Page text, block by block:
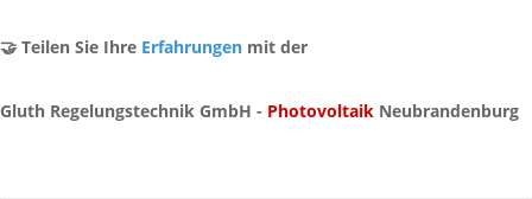
🤝 Teilen Sie Ihre Erfahrungen mit der
Gluth Regelungstechnik GmbH - Photovoltaik Neubrandenburg